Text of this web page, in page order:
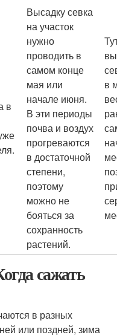
в
Высадку севка
на участок
нужно
проводить в
самом конце
мая или
начале июня.
В эти периоды
почва и воздух
прогреваются
в достаточной
степени,
поэтому
можно не
бояться за
сохранность
растений.
в
сажать
в разных
или поздней, зима